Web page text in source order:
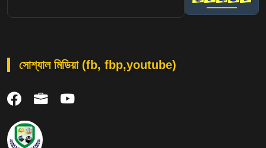
সোশ্যাল মিডিয়া (fb, fbp,youtube)